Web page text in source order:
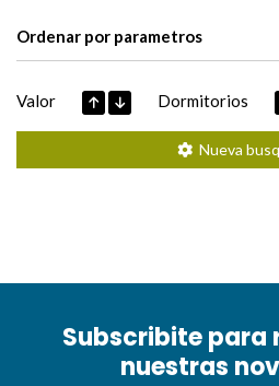
Ordenar por parametros
Valor Dormitorios
Nueva
Subscribite para
nuestras